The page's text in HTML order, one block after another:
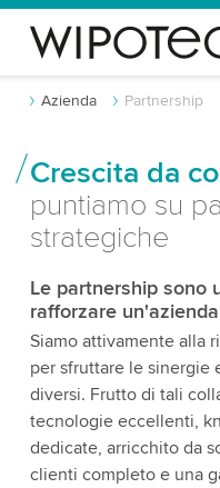
Azienda Partnership
Crescita da
puntiamo su
strategiche
Le partnership sono
rafforzare
Siamo attivamente alla
per sfruttare le sinergie
diversi. Frutto di tali
tecnologie eccellenti,
dedicate, arricchito da
clienti completo e una